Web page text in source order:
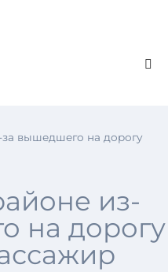
вышедшего на дорогу
из-
на дорогу